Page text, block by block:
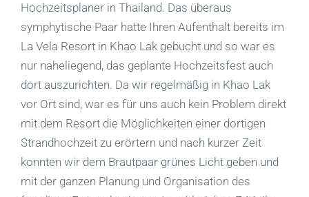
Hochzeitsplaner in Thailand. Das überaus
symphytische Paar hatte Ihren Aufenthalt bereits im
La Vela Resort in Khao Lak gebucht und so war es
nur naheliegend, das geplante Hochzeitsfest auch
dort auszurichten. Da wir regelmäßig in Khao Lak
vor Ort sind, war es für uns auch kein Problem direkt
mit dem Resort die Möglichkeiten einer dortigen
Strandhochzeit zu erörtern und nach kurzer Zeit
konnten wir dem Brautpaar grünes Licht geben und
mit der ganzen Planung und Organisation des